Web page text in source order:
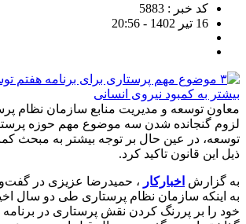
کد خبر : 5883
16 تیر 1402 - 20:56
معاون توسعه و مدیریت منابع سازمان نظام
لزوم گنجانده شدن سه موضوع مهم حوزه
توسعه، در عین حال بر توجه بیشتر به مبحث
ذیل این قانون تاکید کرد.
به گزارش اخبارکار ، حمیدرضا عزیزی در
به اینکه سازمان نظام پرستاری طی دو سال
خود را بر پررنگ کردن نقش پرستاری در